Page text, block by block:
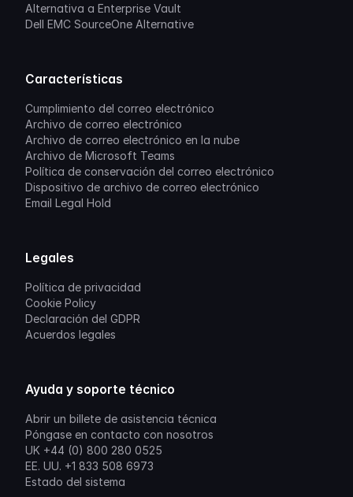
Alternativa a Enterprise Vault
Dell EMC SourceOne Alternative
Características
Cumplimiento del correo electrónico
Archivo de correo electrónico
Archivo de correo electrónico en la nube
Archivo de Microsoft Teams
Política de conservación del correo electrónico
Dispositivo de archivo de correo electrónico
Email Legal Hold
Legales
Política de privacidad
Cookie Policy
Declaración del GDPR
Acuerdos legales
Ayuda y soporte técnico
Abrir un billete de asistencia técnica
Póngase en contacto con nosotros
UK +44 (0) 800 280 0525
EE. UU. +1 833 508 6973
Estado del sistema